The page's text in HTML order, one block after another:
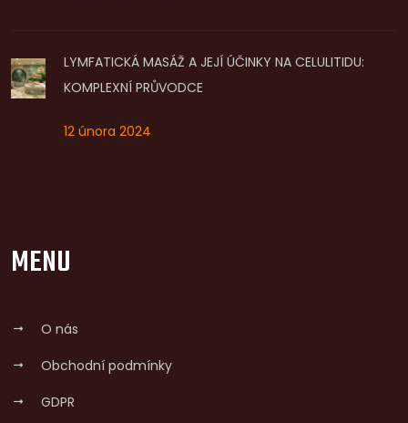
LYMFATICKÁ MASÁŽ A JEJÍ ÚČINKY NA CELULITIDU:
KOMPLEXNÍ PRŮVODCE
12 února 2024
MENU
O nás
Obchodní podmínky
GDPR